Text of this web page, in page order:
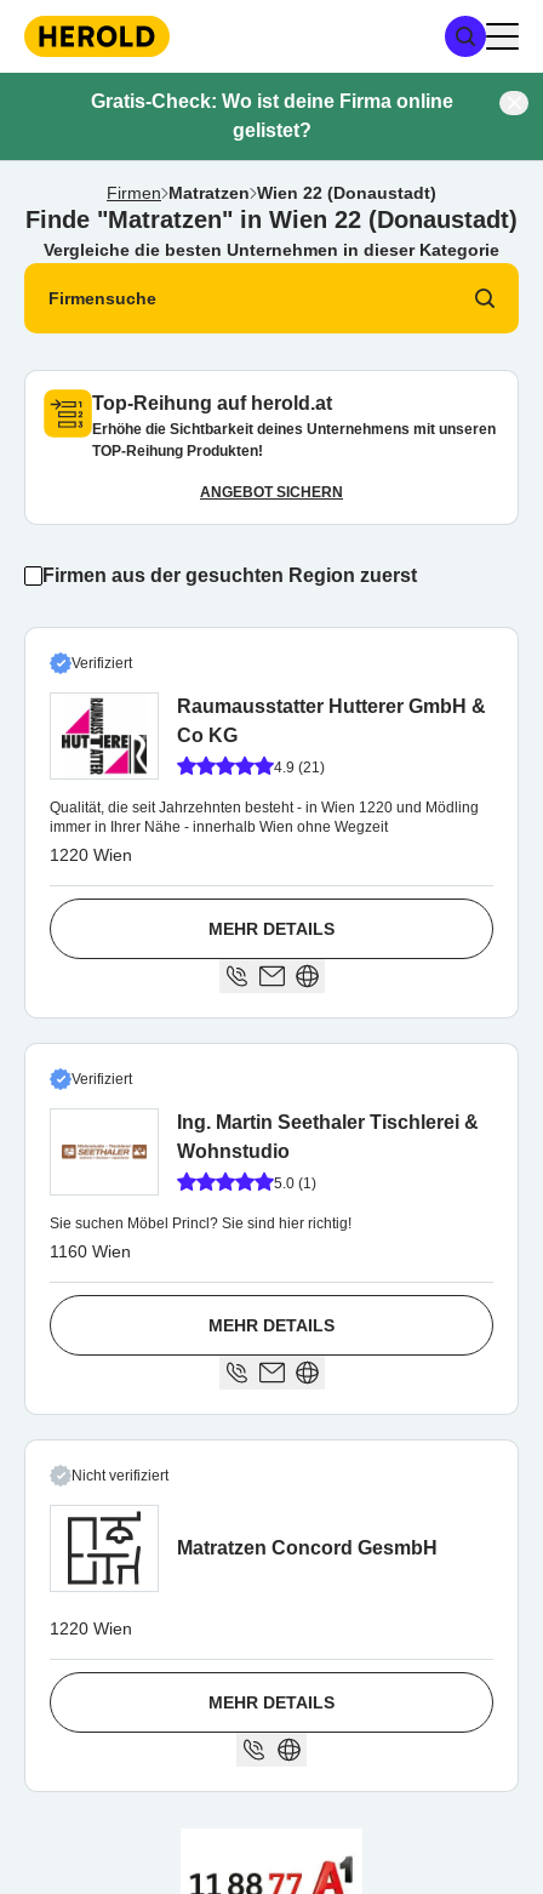
Gratis-Check: Wo ist deine Firma online
gelistet?
Firmen Matratzen Wien 22 (Donaustadt)
Finde "Matratzen" in Wien 22 (Donaustadt)
Vergleiche die besten Unternehmen in dieser Kategorie
Firmensuche
Top-Reihung auf herold.at
Erhöhe die Sichtbarkeit deines Unternehmens mit unseren
TOP-Reihung Produkten!
ANGEBOT SICHERN
Firmen aus der gesuchten Region zuerst
Verifiziert
Raumausstatter Hutterer GmbH &
Co KG
4.9 (21)
Qualität, die seit Jahrzehnten besteht - in Wien 1220 und Mödling
immer in Ihrer Nähe - innerhalb Wien ohne Wegzeit
1220 Wien
MEHR DETAILS
Verifiziert
Ing. Martin Seethaler Tischlerei &
Wohnstudio
5.0 (1)
Sie suchen Möbel Princl? Sie sind hier richtig!
1160 Wien
MEHR DETAILS
Nicht verifiziert
Matratzen Concord GesmbH
1220 Wien
MEHR DETAILS